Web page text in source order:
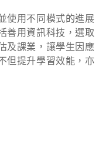
用不同模式的進展
善用資訊科技，選取
及課業，讓學生因應
但提升學習效能，亦